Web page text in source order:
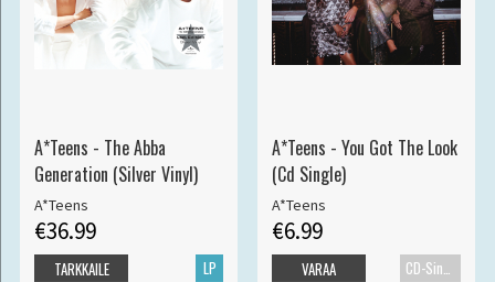
A*Teens - The Abba
Generation (Silver Vinyl)
A*Teens
€36.99
LP
TARKKAILE
A*Teens - You Got The Look
(Cd Single)
A*Teens
€6.99
CD-Single
VARAA